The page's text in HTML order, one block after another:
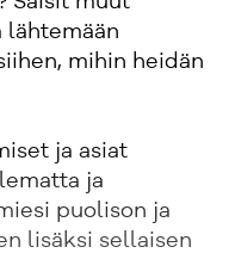
lähtemään
mihin heidän
ja asiat
ja
puolison ja
lisäksi sellaisen